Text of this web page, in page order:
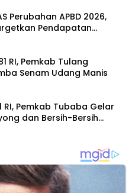
Perubahan APBD 2026,
Pendapatan
RI, Pemkab Tulang
Senam Udang Manis
RI, Pemkab Tubaba Gelar
dan Bersih-Bersih